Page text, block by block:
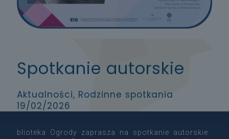
Spotkanie autorskie
Aktualności, Rodzinne spotkania
19/02/2026
blioteka Ogrody zaprasza na spotkanie autorskie